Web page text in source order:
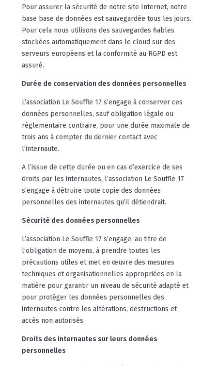
Pour assurer la sécurité de notre site Internet, notre
base base de données est sauvegardée tous les jours.
Pour cela nous utilisons des sauvegardes fiables
stockées automatiquement dans le cloud sur des
serveurs européens et la conformité au RGPD est
assuré.
Durée de conservation des données personnelles
L’association Le Souffle 17 s’engage à conserver ces
données personnelles, sauf obligation légale ou
réglementaire contraire, pour une durée maximale de
trois ans à compter du dernier contact avec
l’internaute.
A l’issue de cette durée ou en cas d’exercice de ses
droits par les internautes, l’association Le Souffle 17
s’engage à détruire toute copie des données
personnelles des internautes qu’il détiendrait.
Sécurité des données personnelles
L’association Le Souffle 17 s’engage, au titre de
l’obligation de moyens, à prendre toutes les
précautions utiles et met en œuvre des mesures
techniques et organisationnelles appropriées en la
matière pour garantir un niveau de sécurité adapté et
pour protéger les données personnelles des
internautes contre les altérations, destructions et
accès non autorisés.
Droits des internautes sur leurs données
personnelles